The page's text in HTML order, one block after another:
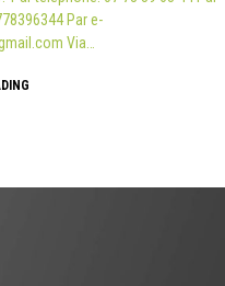
Par e-
Via…